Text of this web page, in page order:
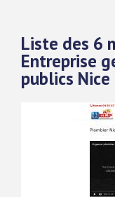
Liste des 6
Entreprise
publics Nice